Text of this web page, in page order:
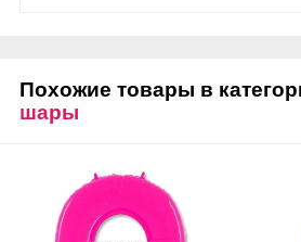
Похожие товары в
шары